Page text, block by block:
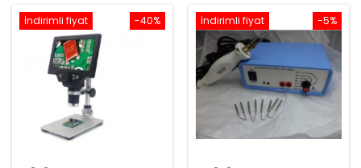
-40%
İndirimli fiyat -5%
İndirimli fiyat